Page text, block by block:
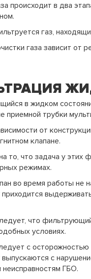
происходит в два
газ,
газа зависит от
в жидком
приемной трубки
от
клапане.
то, что задача у этих
режимах.
во время работы не
что
условиях.
с осторожностью
с
ГБО.